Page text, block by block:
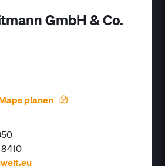
GmbH & Co.
planen